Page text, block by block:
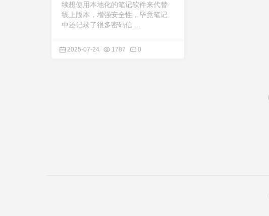
续想使用本地化的笔记软件来代替
线上版本，增强安全性，毕竟笔记
中还记录了很多密码信 ...
2025-07-24 1787 0